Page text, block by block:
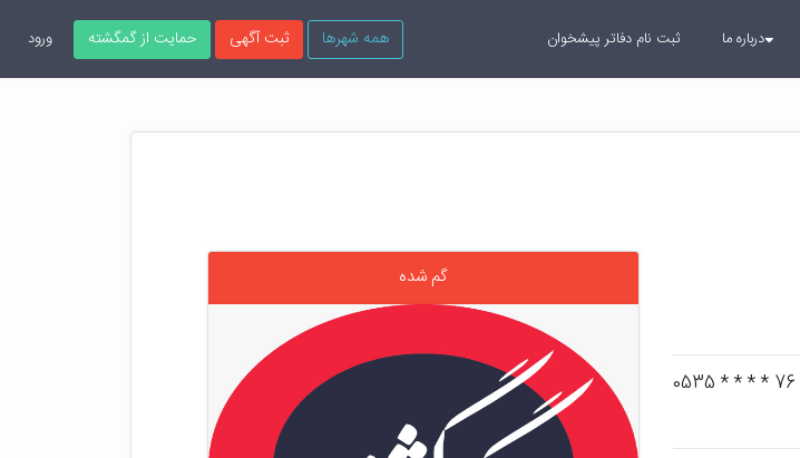
همه شهرها ثبت آگهی حمایت از گمگشته ورود درباره ما ثبت نام دفاتر پیشخوان
76 * * * * 0535
گم شده